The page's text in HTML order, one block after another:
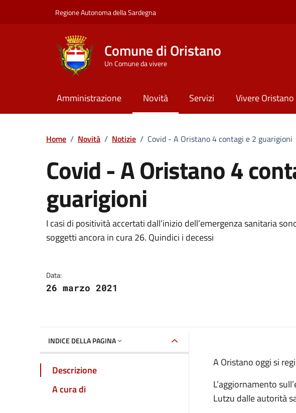
Regione Autonoma della Sardegna
Comune di Oristano
Un Comune da vivere
Amministrazione Novità Servizi Vivere Oristano
Home / Novità / Notizie / Covid - A Oristano 4 contagi e 2 guarigioni
Covid - A Oristano 4
guarigioni
Dettagli della notizia
I casi di positività accertati dall’inizio dell’emergenza sanitaria
soggetti ancora in cura 26. Quindici i decessi
Data:
26 marzo 2021
INDICE DELLA PAGINA
Descrizione
A cura di
A Oristano oggi si
L’aggiornamento
Lutzu dalle autorità